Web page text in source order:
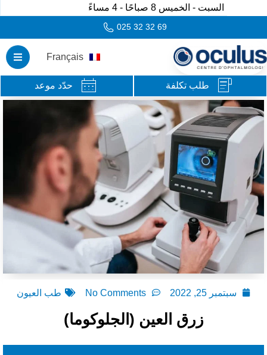
السبت - الخميس 8 صباحًا - 4 مساءً
025 32 32 69
Français
طلب تكلفة حدّد موعد
سبتمبر 25, 2022 No Comments طب العيون
زرق العين (الجلوكوما)